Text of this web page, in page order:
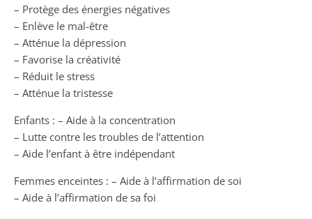
– Protège des énergies négatives
– Enlève le mal-être
– Atténue la dépression
– Favorise la créativité
– Réduit le stress
– Atténue la tristesse
Enfants : – Aide à la concentration
– Lutte contre les troubles de l’attention
– Aide l’enfant à être indépendant
Femmes enceintes : – Aide à l’affirmation de soi
– Aide à l’affirmation de sa foi